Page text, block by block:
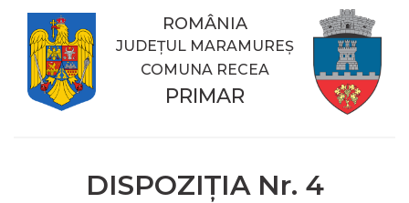
ROMÂNIA
JUDEȚUL MARAMUREȘ
COMUNA RECEA
PRIMAR
DISPOZIŢIA Nr. 4